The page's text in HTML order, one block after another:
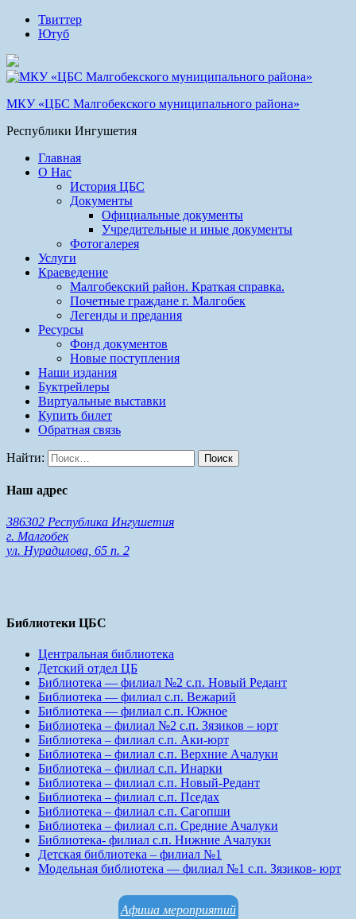
Твиттер
Ютуб
МКУ «ЦБС Малгобекского муниципального района»
Республики Ингушетия
Главная
О Нас
История ЦБС
Документы
Официальные документы
Учредительные и иные документы
Фотогалерея
Услуги
Краеведение
Малгобекский район. Краткая справка.
Почетные граждане г. Малгобек
Легенды и предания
Ресурсы
Фонд документов
Новые поступления
Наши издания
Буктрейлеры
Виртуальные выставки
Купить билет
Обратная связь
Найти:
Наш адрес
386302 Республика Ингушетия
г. Малгобек
ул. Нурадилова, 65 п. 2
Библиотеки ЦБС
Центральная библиотека
Детский отдел ЦБ
Библиотека — филиал №2 с.п. Новый Редант
Библиотека — филиал с.п. Вежарий
Библиотека — филиал с.п. Южное
Библиотека – филиал №2 с.п. Зязиков – юрт
Библиотека – филиал с.п. Аки-юрт
Библиотека – филиал с.п. Верхние Ачалуки
Библиотека – филиал с.п. Инарки
Библиотека – филиал с.п. Новый-Редант
Библиотека – филиал с.п. Пседах
Библиотека – филиал с.п. Сагопши
Библиотека – филиал с.п. Средние Ачалуки
Библиотека- филиал с.п. Нижние Ачалуки
Детская библиотека – филиал №1
Модельная библиотека — филиал №1 с.п. Зязиков- юрт
Афиша мероприятий